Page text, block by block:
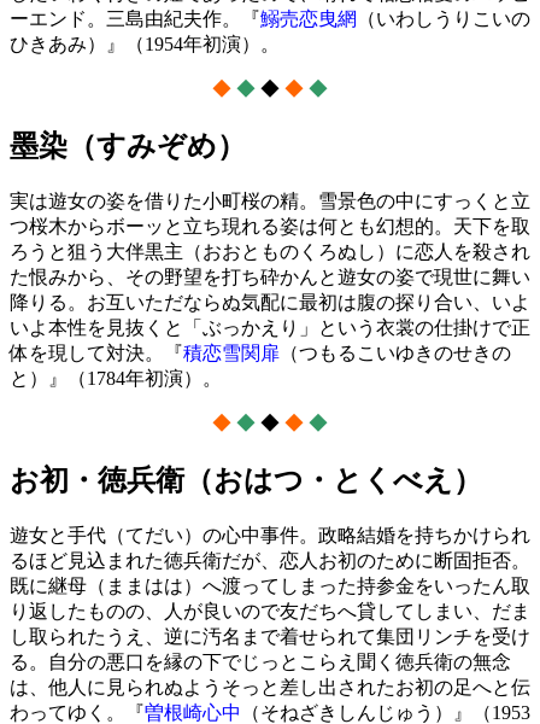
ーエンド。三島由紀夫作。『鰯売恋曳網
（いわしうりこいの
ひきあみ）』（1954年初演）。
◆ ◆ ◆ ◆ ◆
墨染（すみぞめ）
実は遊女の姿を借りた小町桜の精。雪景色の中にすっくと立
つ桜木からボーッと立ち現れる姿は何とも幻想的。天下を取
ろうと狙う大伴黒主（おおとものくろぬし）に恋人を殺され
た恨みから、その野望を打ち砕かんと遊女の姿で現世に舞い
降りる。お互いただならぬ気配に最初は腹の探り合い、いよ
いよ本性を見抜くと「ぶっかえり」という衣裳の仕掛けで正
体を現して対決。『積恋雪関扉 （つもるこいゆきのせきの
と）』（1784年初演）。
◆ ◆ ◆ ◆ ◆
お初・徳兵衛（おはつ・とくべえ）
遊女と手代（てだい）の心中事件。政略結婚を持ちかけられ
るほど見込まれた徳兵衛だが、恋人お初のために断固拒否。
既に継母（ままはは）へ渡ってしまった持参金をいったん取
り返したものの、人が良いので友だちへ貸してしまい、だま
し取られたうえ、逆に汚名まで着せられて集団リンチを受け
る。自分の悪口を縁の下でじっとこらえ聞く徳兵衛の無念
は、他人に見られぬようそっと差し出されたお初の足へと伝
わってゆく。『曽根崎心中
（そねざきしんじゅう）』（1953